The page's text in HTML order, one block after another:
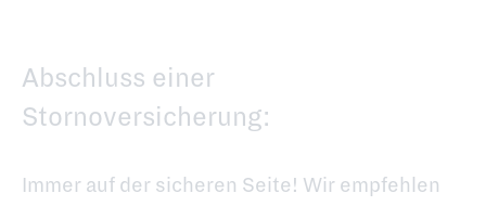
Abschluss einer
Stornoversicherung:
Immer auf der sicheren Seite! Wir empfehlen